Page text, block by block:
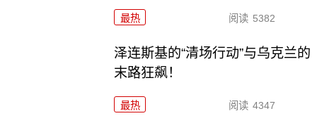
最热 阅读 5382
泽连斯基的“清场行动”与乌克兰的
末路狂飙！
最热 阅读 4347